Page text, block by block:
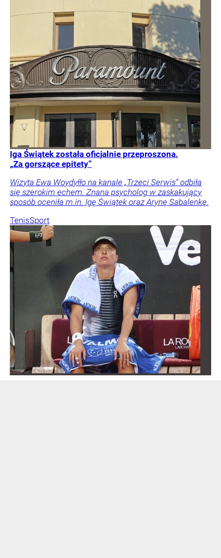
Iga Świątek została oficjalnie przeproszona.
„Za gorszące epitety”
Wizyta Ewa Woydyłło na kanale „Trzeci Serwis” odbiła
się szerokim echem. Znana psycholog w zaskakujący
sposób oceniła m.in. Igę Świątek oraz Arynę Sabalenkę.
TenisSport